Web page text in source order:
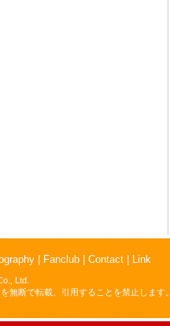
| Fanclub| Contact| Link
Ltd.
無断で転載、引用することを禁止します。